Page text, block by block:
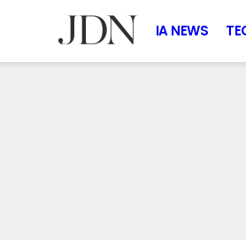
IA NEWS